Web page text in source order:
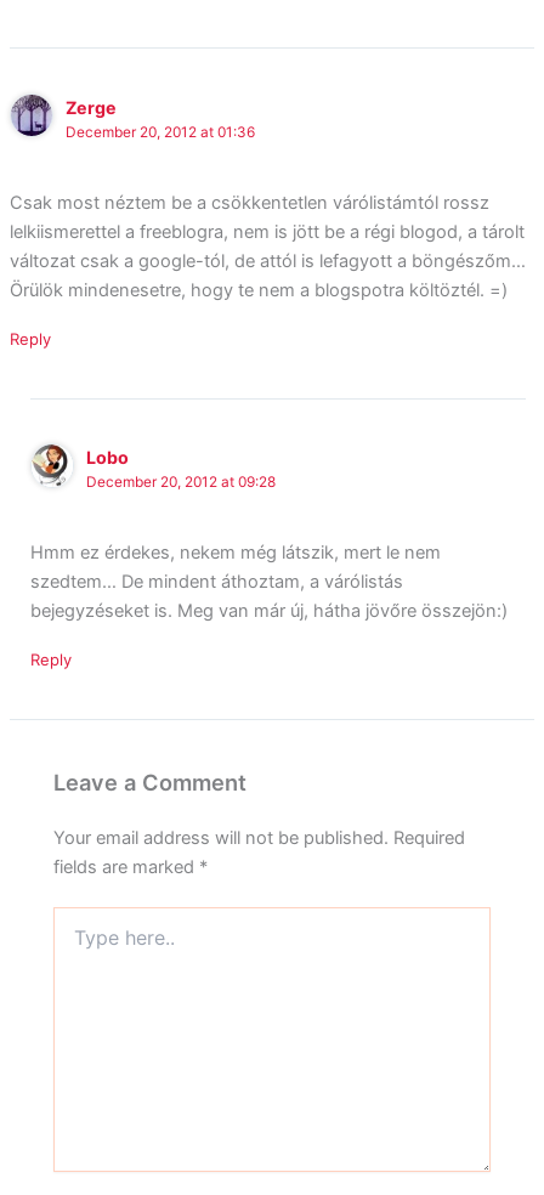
Zerge
December 20, 2012 at 01:36
Csak most néztem be a csökkentetlen várólistámtól rossz
lelkiismerettel a freeblogra, nem is jött be a régi blogod, a tárolt
változat csak a google-tól, de attól is lefagyott a böngészőm…
Örülök mindenesetre, hogy te nem a blogspotra költöztél. =)
Reply
Lobo
December 20, 2012 at 09:28
Hmm ez érdekes, nekem még látszik, mert le nem
szedtem… De mindent áthoztam, a várólistás
bejegyzéseket is. Meg van már új, hátha jövőre összejön:)
Reply
Leave a Comment
Your email address will not be published. Required
fields are marked *
here..